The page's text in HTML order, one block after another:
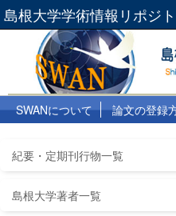
島根大学学術情報リポジ
SWANについて 論文の登録
紀要・定期刊行物一覧
島根大学著者一覧